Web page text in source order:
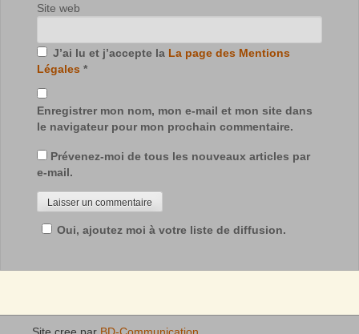
Site web
J’ai lu et j’accepte la La page des Mentions
Légales *
Enregistrer mon nom, mon e-mail et mon site dans
le navigateur pour mon prochain commentaire.
Prévenez-moi de tous les nouveaux articles par
e-mail.
Oui, ajoutez moi à votre liste de diffusion.